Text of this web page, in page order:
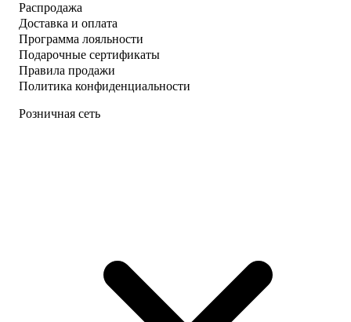
Распродажа
Доставка и оплата
Программа лояльности
Подарочные сертификаты
Правила продажи
Политика конфиденциальности
Розничная сеть